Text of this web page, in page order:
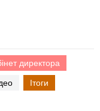
директора
Ітоги